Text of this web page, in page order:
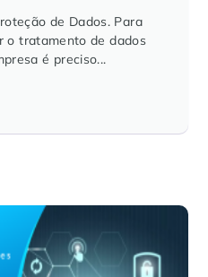
de Dados. Para
o tratamento de dados
é preciso...